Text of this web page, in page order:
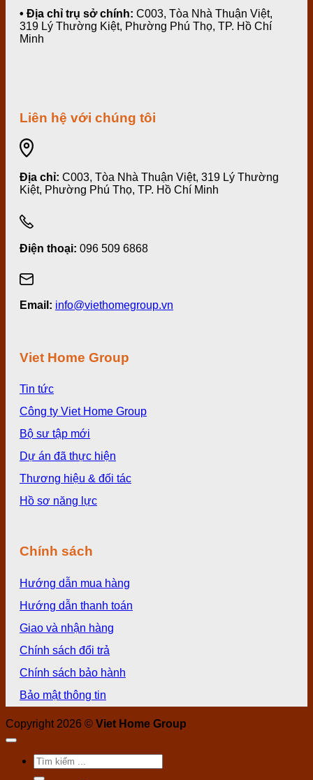
• Địa chỉ trụ sở chính: C003, Tòa Nhà Thuận Việt,
319 Lý Thường Kiệt, Phường Phú Thọ, TP. Hồ Chí
Minh
Liên hệ với chúng tôi
Địa chỉ: C003, Tòa Nhà Thuận Việt, 319 Lý Thường
Kiệt, Phường Phú Thọ, TP. Hồ Chí Minh
Điện thoại: 096 509 6868
Email: info@viethomegroup.vn
Viet Home Group
Tin tức
Công ty Viet Home Group
Bộ sư tập mới
Dự án đã thực hiện
Thương hiệu & đối tác
Hồ sơ năng lực
Chính sách
Hướng dẫn mua hàng
Hướng dẫn thanh toán
Giao và nhận hàng
Chính sách đổi trả
Chính sách bảo hành
Bảo mật thông tin
Copyright 2026 © Viet Home Group
Tìm
kiếm: